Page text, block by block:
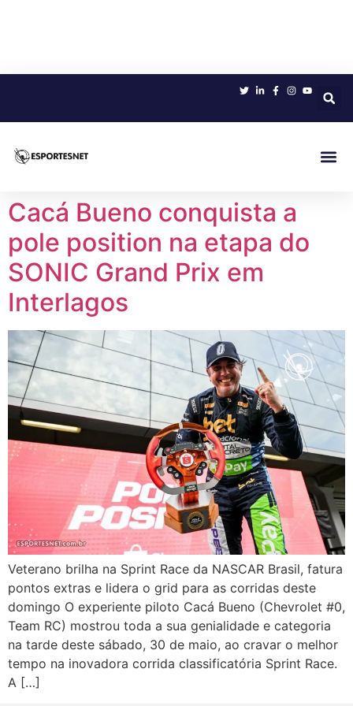
Cacá Bueno conquista a
pole position na etapa do
SONIC Grand Prix em
Interlagos
Veterano brilha na Sprint Race da NASCAR Brasil, fatura
pontos extras e lidera o grid para as corridas deste
domingo O experiente piloto Cacá Bueno (Chevrolet #0,
Team RC) mostrou toda a sua genialidade e categoria
na tarde deste sábado, 30 de maio, ao cravar o melhor
tempo na inovadora corrida classificatória Sprint Race.
A […]